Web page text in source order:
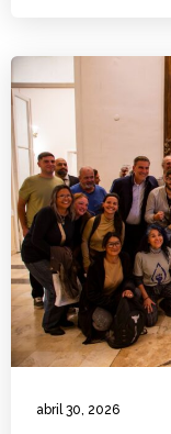
abril 30, 2026